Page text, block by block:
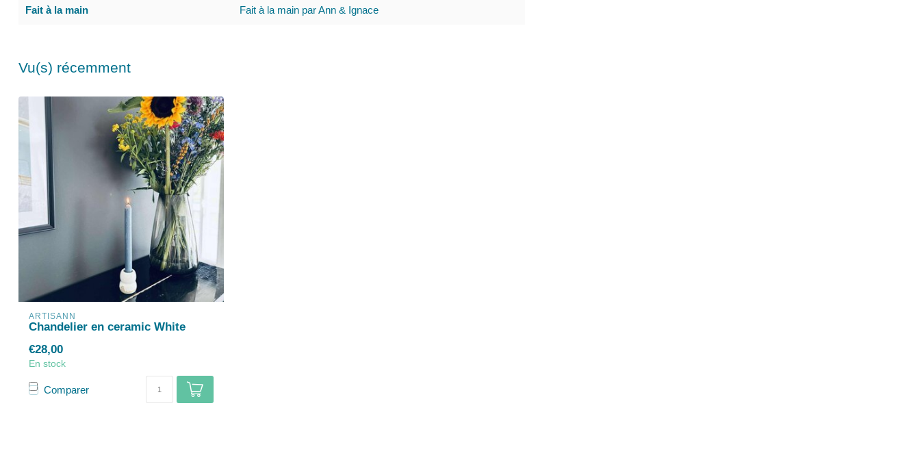
Fait à la main Fait à la main par Ann & Ignace
Vu(s) récemment
ARTISANN
Chandelier en ceramic White
€28,00
En stock
Comparer